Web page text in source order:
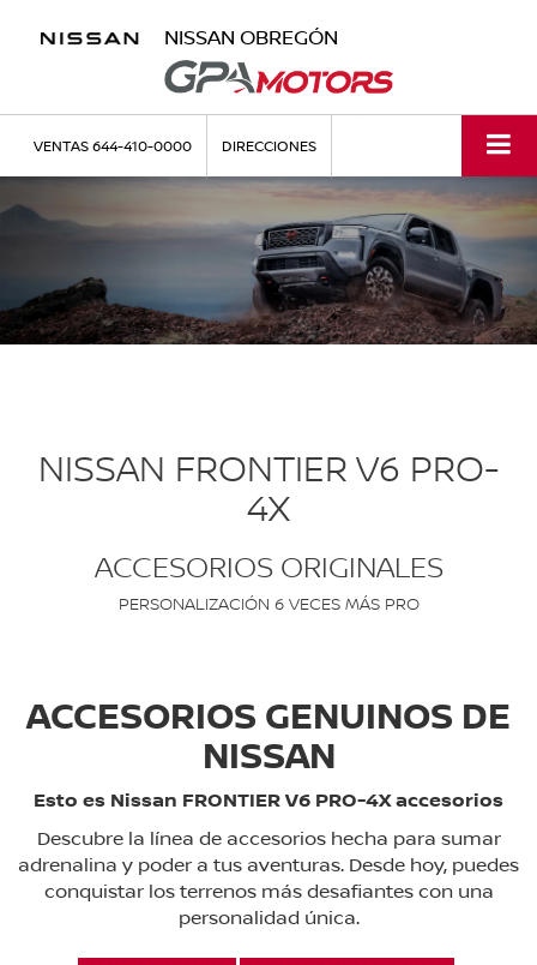
NISSAN OBREGÓN
VENTAS644-410-0000 DIRECCIONES
NISSAN FRONTIER V6 PRO-
4X
ACCESORIOS ORIGINALES
PERSONALIZACIÓN 6 VECES MÁS PRO
ACCESORIOS GENUINOS DE
NISSAN
Esto es Nissan FRONTIER V6 PRO-4X accesorios
Descubre la línea de accesorios hecha para sumar
adrenalina y poder a tus aventuras. Desde hoy, puedes
conquistar los terrenos más desafiantes con una
personalidad única.